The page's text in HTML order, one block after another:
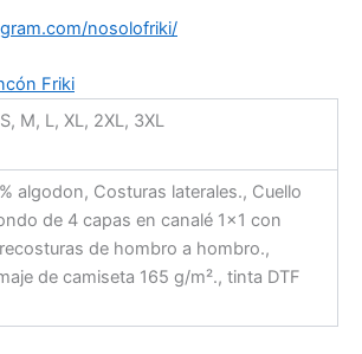
nosolofriki/
Friki
M, L, XL, 2XL, 3XL
algodon, Costuras laterales., Cuello
de 4 capas en canalé 1×1 con
de hombro a hombro.,
de camiseta 165 g/m²., tinta DTF